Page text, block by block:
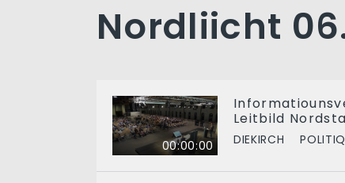
Nordliicht
00:00:00
Leitbild
DIEKIRCH